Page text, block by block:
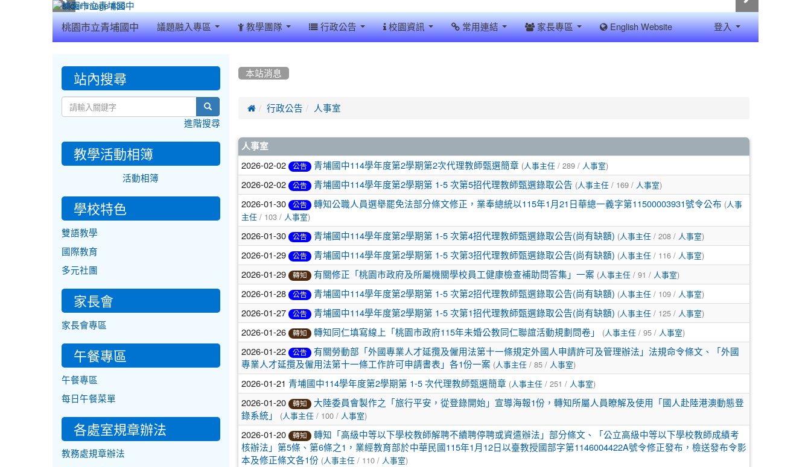
桃園市立青埔國中 議題融入專區 教學團隊 行政公告 校園資訊 常用連結 家長專區 English Website 登入
本站消息
 行政公告 人事室
文
章
列
表
人事室
2026-02-02 公告 青埔國中114學年度第2學期第2次代理教師甄選簡章 (人事主任/ 289 / 人事室)
2026-02-02 公告 青埔國中114學年度第2學期第 1-5 次第5招代理教師甄選錄取公告 (人事主任/ 169 / 人事室)
2026-01-30 公告 轉知公職人員選舉罷免法部分條文修正，業奉總統以115年1月21日華總一義字第11500003931號令公布 (人事
主任/ 103 / 人事室)
2026-01-30 公告 青埔國中114學年度第2學期第 1-5 次第4招代理教師甄選錄取公告(尚有缺額) (人事主任/ 208 / 人事室)
2026-01-29 公告 青埔國中114學年度第2學期第 1-5 次第3招代理教師甄選錄取公告(尚有缺額) (人事主任/ 116 / 人事室)
2026-01-29 轉知 有關修正「桃園市政府及所屬機關學校員工健康檢查補助問答集」一案 (人事主任/ 91 / 人事室)
2026-01-28 公告 青埔國中114學年度第2學期第 1-5 次第2招代理教師甄選錄取公告(尚有缺額) (人事主任/ 109 / 人事室)
2026-01-27 公告 青埔國中114學年度第2學期第 1-5 次第1招代理教師甄選錄取公告(尚有缺額) (人事主任/ 125 / 人事室)
2026-01-26 轉知 轉知同仁填寫線上「桃園市政府115年未婚公教同仁聯誼活動規劃問卷」 (人事主任/ 95 / 人事室)
2026-01-22 公告
有關勞動部「外國專業人才延攬及僱用法第十一條規定外國人申請許可及管理辦法」法規命令條文、「外國
專業人才延攬及僱用法第十一條工作許可申請書表」各1份一案 (人事主任/ 85 / 人事室)
2026-01-21 青埔國中114學年度第2學期第 1-5 次代理教師甄選簡章 (人事主任/ 251 / 人事室)
2026-01-20 轉知
大陸委員會製作之「旅行平安，從登錄開始」宣導海報1份，轉知所屬人員瞭解及使用「國人赴陸港澳動態登
錄系統」
(人事主任/ 100 / 人事室)
2026-01-20 轉知
轉知「高級中等以下學校教師解聘不續聘停聘或資遣辦法」部分條文、「公立高級中等以下學校教師成績考
核辦法」第5條、第6條之1，業經教育部於中華民國115年1月12日以臺教授國部字第1146004422A號令修正發布，檢送發布令影
本及修正條文各1份 (人事主任/ 110 / 人事室)
::: 站內搜尋
search
進階搜尋
教學活動相簿
活動相簿
學校特色
雙語教學
國際教育
多元社團
家長會
家長會專區
午餐專區
午餐專區
每日午餐菜單
各處室規章辦法
教務處規章辦法